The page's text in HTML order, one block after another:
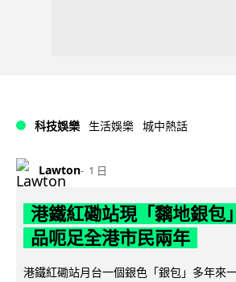
科技娛樂 生活娛樂 城中熱話
Lawton 1 日
港鐵紅磡站現「黐地銀包
品呃足全港市民兩年
港鐵紅磡站月台一個銀色「銀包」多年來